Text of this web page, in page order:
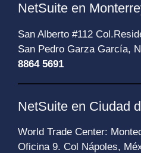
NetSuite en
San Alberto #112
San Pedro Garza García,
8864 5691
NetSuite en Ciudad
World Trade Center:
Oficina 9. Col Nápoles,